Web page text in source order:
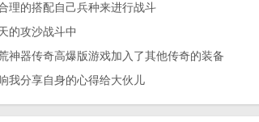
理的搭配自己兵种来进行战斗
的攻沙战斗中
神器传奇高爆版游戏加入了其他传奇的装备
我分享自身的心得给大伙儿